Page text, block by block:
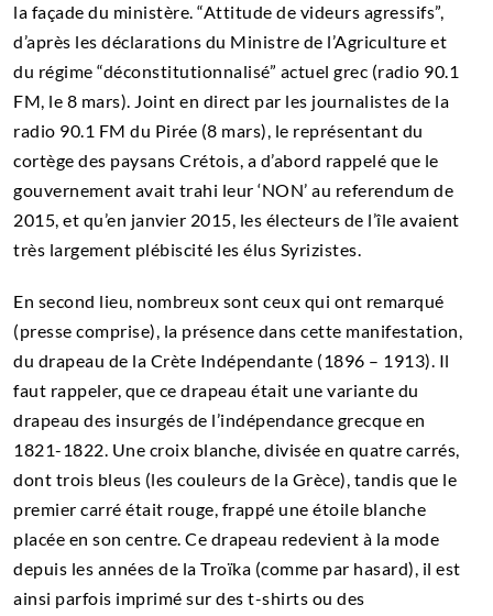
la façade du ministère. “Attitude de videurs agressifs”,
d’après les déclarations du Ministre de l’Agriculture et
du régime “déconstitutionnalisé” actuel grec (radio 90.1
FM, le 8 mars). Joint en direct par les journalistes de la
radio 90.1 FM du Pirée (8 mars), le représentant du
cortège des paysans Crétois, a d’abord rappelé que le
gouvernement avait trahi leur ‘NON’ au referendum de
2015, et qu’en janvier 2015, les électeurs de l’île avaient
très largement plébiscité les élus Syrizistes.
En second lieu, nombreux sont ceux qui ont remarqué
(presse comprise), la présence dans cette manifestation,
du drapeau de la Crète Indépendante (1896 – 1913). Il
faut rappeler, que ce drapeau était une variante du
drapeau des insurgés de l’indépendance grecque en
1821-1822. Une croix blanche, divisée en quatre carrés,
dont trois bleus (les couleurs de la Grèce), tandis que le
premier carré était rouge, frappé une étoile blanche
placée en son centre. Ce drapeau redevient à la mode
depuis les années de la Troïka (comme par hasard), il est
ainsi parfois imprimé sur des t-shirts ou des